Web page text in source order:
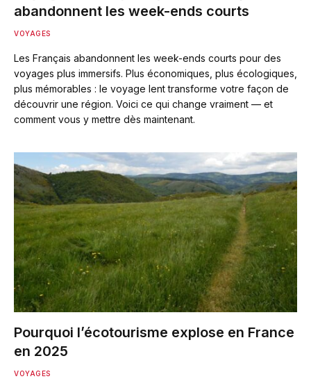
abandonnent les week-ends courts
VOYAGES
Les Français abandonnent les week-ends courts pour des
voyages plus immersifs. Plus économiques, plus écologiques,
plus mémorables : le voyage lent transforme votre façon de
découvrir une région. Voici ce qui change vraiment — et
comment vous y mettre dès maintenant.
Pourquoi l’écotourisme explose en France
en 2025
VOYAGES